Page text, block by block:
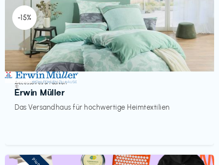
-15%
Accessoires & Fashion
Erwin Müller
Das Versandhaus für hochwertige Heimtextilien
€‎